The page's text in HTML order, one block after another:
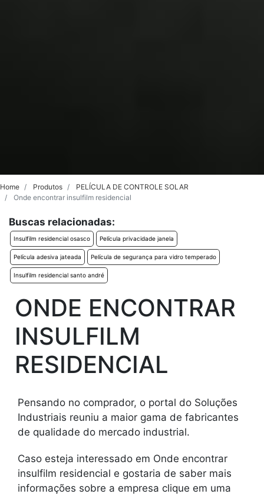
Home Produtos
PELÍCULA DE CONTROLE SOLAR
Onde encontrar insulfilm residencial
Buscas relacionadas:
Insulfilm residencial osasco Película privacidade janela
Película adesiva jateada Película de segurança para vidro temperado
Insulfilm residencial santo andré
ONDE ENCONTRAR
INSULFILM
RESIDENCIAL
Pensando no comprador, o portal do Soluções
Industriais reuniu a maior gama de fabricantes
de qualidade do mercado industrial.
Caso esteja interessado em Onde encontrar
insulfilm residencial e gostaria de saber mais
informações sobre a empresa clique em uma